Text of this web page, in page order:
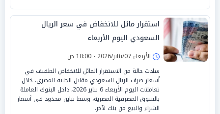
استقرار مائل للانخفاض في سعر الريال
السعودي اليوم الأربعاء
الأربعاء 07/يناير/2026 - 10:00 ص
سادت حالة من الاستقرار المائل للانخفاض الطفيف في
أسعار صرف الريال السعودي مقابل الجنيه المصري، خلال
تعاملات اليوم الأربعاء 6 يناير 2026، داخل البنوك العاملة
بالسوق المصرفية المصرية، وسط تباين محدود في أسعار
الشراء والبيع من بنك لآخر.